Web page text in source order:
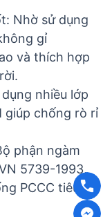
Nhờ sử dụng
gỉ
và thích hợp
nhiều lớp
giúp chống rò rỉ
phận ngàm
5739-1993,
PCCC tiêu